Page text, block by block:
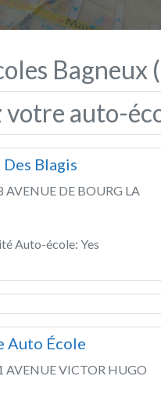
Bagneux
votre auto-
Blagis
AVENUE DE BOURG LA
Auto-école: Yes
Auto École
AVENUE VICTOR HUGO